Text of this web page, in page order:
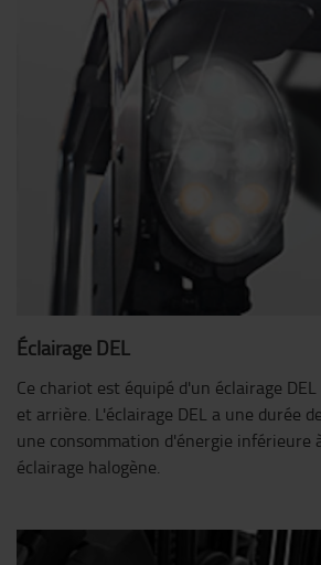
Éclairage DEL
Ce chariot est équipé d'un éclairage
et arrière. L'éclairage DEL a une durée
une consommation d'énergie inférieure
éclairage halogène.